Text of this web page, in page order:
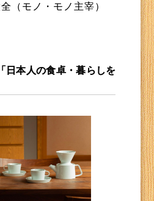
（モノ・モノ主宰）
日本人の食卓・暮らしを